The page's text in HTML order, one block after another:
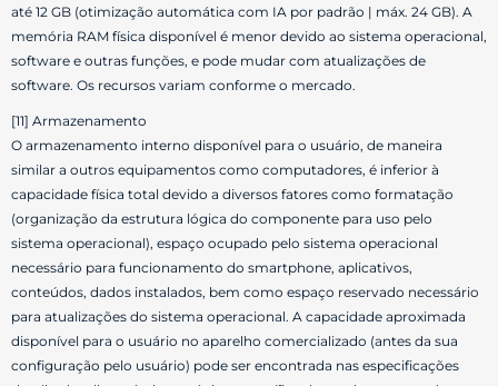
até 12 GB (otimização automática com IA por padrão | máx. 24 GB). A
memória RAM física disponível é menor devido ao sistema operacional,
software e outras funções, e pode mudar com atualizações de
software. Os recursos variam conforme o mercado.
[11] Armazenamento
O armazenamento interno disponível para o usuário, de maneira
similar a outros equipamentos como computadores, é inferior à
capacidade física total devido a diversos fatores como formatação
(organização da estrutura lógica do componente para uso pelo
sistema operacional), espaço ocupado pelo sistema operacional
necessário para funcionamento do smartphone, aplicativos,
conteúdos, dados instalados, bem como espaço reservado necessário
para atualizações do sistema operacional. A capacidade aproximada
disponível para o usuário no aparelho comercializado (antes da sua
configuração pelo usuário) pode ser encontrada nas especificações